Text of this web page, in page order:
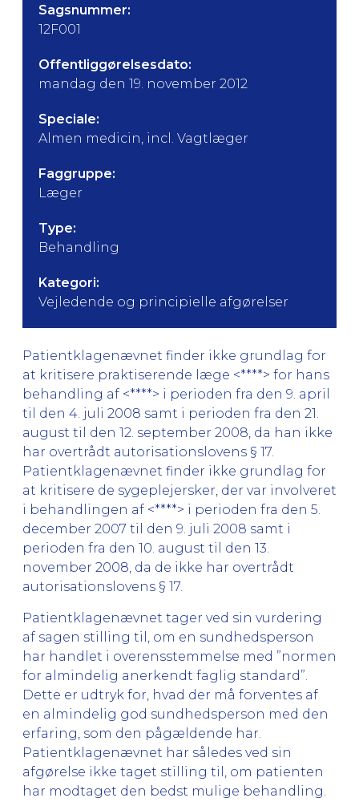
Sagsnummer:
12F001
Offentliggørelsesdato:
mandag den 19. november 2012
Speciale:
Almen medicin, incl. Vagtlæger
Faggruppe:
Læger
Type:
Behandling
Kategori:
Vejledende og principielle afgørelser
Patientklagenævnet finder ikke grundlag for
at kritisere praktiserende læge <****> for hans
behandling af <****> i perioden fra den 9. april
til den 4. juli 2008 samt i perioden fra den 21.
august til den 12. september 2008, da han ikke
har overtrådt autorisationslovens § 17.
Patientklagenævnet finder ikke grundlag for
at kritisere de sygeplejersker, der var involveret
i behandlingen af <****> i perioden fra den 5.
december 2007 til den 9. juli 2008 samt i
perioden fra den 10. august til den 13.
november 2008, da de ikke har overtrådt
autorisationslovens § 17.
Patientklagenævnet tager ved sin vurdering
af sagen stilling til, om en sundhedsperson
har handlet i overensstemmelse med ”normen
for almindelig anerkendt faglig standard”.
Dette er udtryk for, hvad der må forventes af
en almindelig god sundhedsperson med den
erfaring, som den pågældende har.
Patientklagenævnet har således ved sin
afgørelse ikke taget stilling til, om patienten
har modtaget den bedst mulige behandling.